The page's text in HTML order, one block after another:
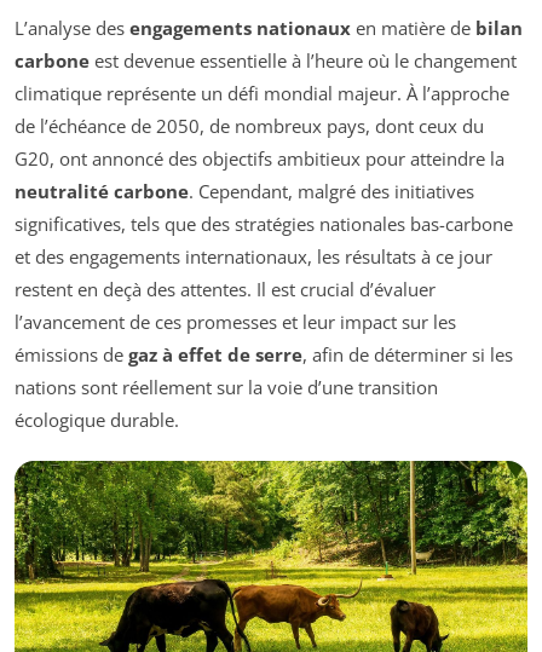
L’analyse des engagements nationaux en matière de bilan
carbone est devenue essentielle à l’heure où le changement
climatique représente un défi mondial majeur. À l’approche
de l’échéance de 2050, de nombreux pays, dont ceux du
G20, ont annoncé des objectifs ambitieux pour atteindre la
neutralité carbone. Cependant, malgré des initiatives
significatives, tels que des stratégies nationales bas-carbone
et des engagements internationaux, les résultats à ce jour
restent en deçà des attentes. Il est crucial d’évaluer
l’avancement de ces promesses et leur impact sur les
émissions de gaz à effet de serre, afin de déterminer si les
nations sont réellement sur la voie d’une transition
écologique durable.